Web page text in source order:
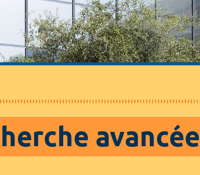
avancée